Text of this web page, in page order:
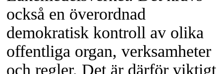
också en överordnad
demokratisk kontroll av olika
offentliga organ, verksamheter
och regler. Det är därför viktigt